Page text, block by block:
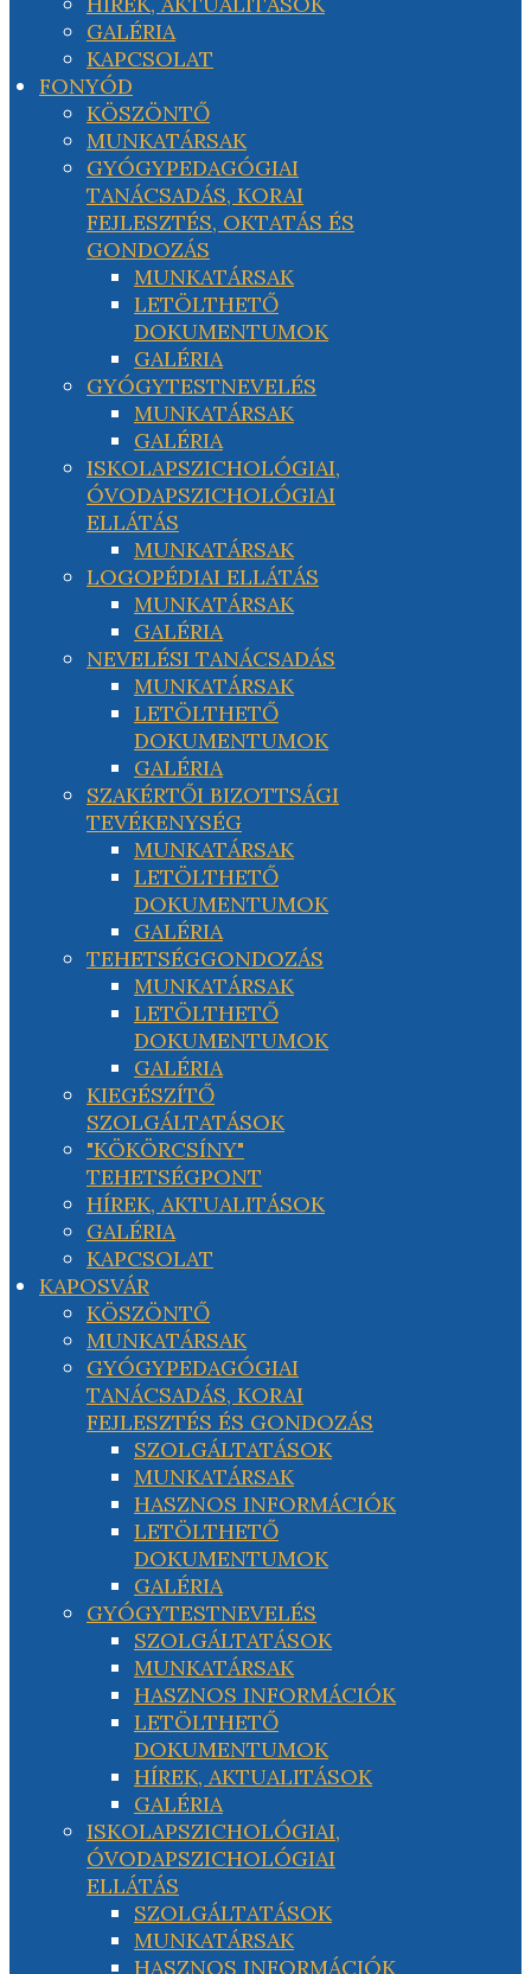
GALÉRIA
KAPCSOLAT
FONYÓD
KÖSZÖNTŐ
MUNKATÁRSAK
GYÓGYPEDAGÓGIAI
TANÁCSADÁS, KORAI
FEJLESZTÉS, OKTATÁS ÉS
GONDOZÁS
MUNKATÁRSAK
LETÖLTHETŐ
DOKUMENTUMOK
GALÉRIA
GYÓGYTESTNEVELÉS
MUNKATÁRSAK
GALÉRIA
ISKOLAPSZICHOLÓGIAI,
ÓVODAPSZICHOLÓGIAI
ELLÁTÁS
MUNKATÁRSAK
LOGOPÉDIAI ELLÁTÁS
MUNKATÁRSAK
GALÉRIA
NEVELÉSI TANÁCSADÁS
MUNKATÁRSAK
LETÖLTHETŐ
DOKUMENTUMOK
GALÉRIA
SZAKÉRTŐI BIZOTTSÁGI
TEVÉKENYSÉG
MUNKATÁRSAK
LETÖLTHETŐ
DOKUMENTUMOK
GALÉRIA
TEHETSÉGGONDOZÁS
MUNKATÁRSAK
LETÖLTHETŐ
DOKUMENTUMOK
GALÉRIA
KIEGÉSZÍTŐ
SZOLGÁLTATÁSOK
"KÖKÖRCSÍNY"
TEHETSÉGPONT
HÍREK, AKTUALITÁSOK
GALÉRIA
KAPCSOLAT
KAPOSVÁR
KÖSZÖNTŐ
MUNKATÁRSAK
GYÓGYPEDAGÓGIAI
TANÁCSADÁS, KORAI
FEJLESZTÉS ÉS GONDOZÁS
SZOLGÁLTATÁSOK
MUNKATÁRSAK
HASZNOS INFORMÁCIÓK
LETÖLTHETŐ
DOKUMENTUMOK
GALÉRIA
GYÓGYTESTNEVELÉS
SZOLGÁLTATÁSOK
MUNKATÁRSAK
HASZNOS INFORMÁCIÓK
LETÖLTHETŐ
DOKUMENTUMOK
HÍREK, AKTUALITÁSOK
GALÉRIA
ISKOLAPSZICHOLÓGIAI,
ÓVODAPSZICHOLÓGIAI
ELLÁTÁS
SZOLGÁLTATÁSOK
MUNKATÁRSAK
HASZNOS INFORMÁCIÓK